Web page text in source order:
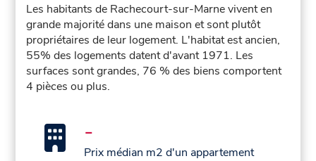
Les habitants de Rachecourt-sur-Marne vivent en
grande majorité dans une maison et sont plutôt
propriétaires de leur logement. L'habitat est ancien,
55% des logements datent d'avant 1971. Les
surfaces sont grandes, 76 % des biens comportent
4 pièces ou plus.
-
Prix médian m2 d'un appartement